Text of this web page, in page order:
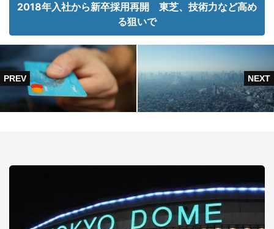
2018年入社から新卒採用再開 東芝、技術力など高め
る狙いで